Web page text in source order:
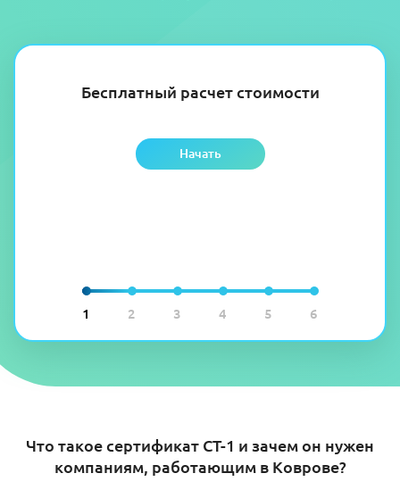
1 2 3 4 5 6
Бесплатный расчет стоимости
Начать
Что такое сертификат СТ-1 и зачем он нужен
компаниям, работающим в Коврове?